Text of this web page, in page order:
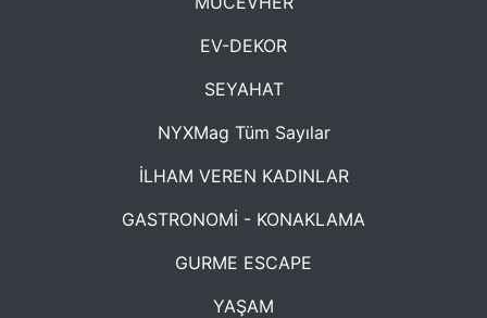
EV-DEKOR
SEYAHAT
NYXMag Tüm Sayılar
İLHAM VEREN KADINLAR
GASTRONOMİ - KONAKLAMA
GURME ESCAPE
YAŞAM